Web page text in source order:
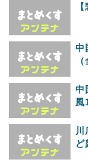
中
中
風
ど